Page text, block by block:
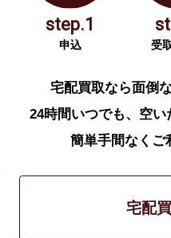
step.1
申込 受
宅配買取なら面倒
24時間いつでも、空い
簡単手間なくご
宅配